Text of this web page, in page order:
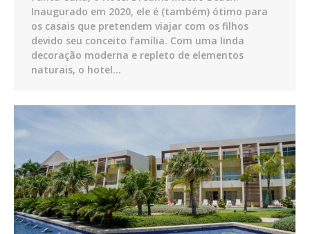
Inaugurado em 2020, ele é (também) ótimo para
os casais que pretendem viajar com os filhos
devido seu conceito família. Com uma linda
decoração moderna e repleto de elementos
naturais, o hotel…